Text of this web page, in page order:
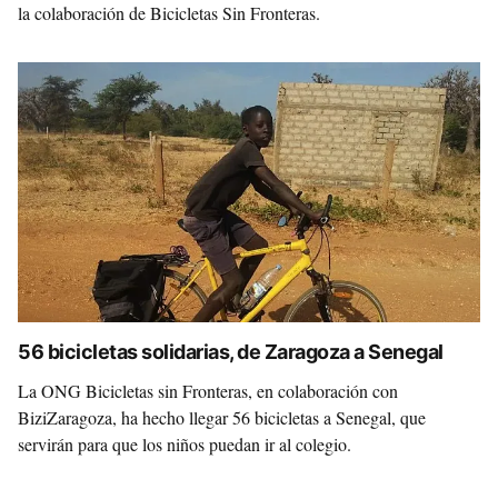
la colaboración de Bicicletas Sin Fronteras.
56 bicicletas solidarias, de Zaragoza a Senegal
La ONG Bicicletas sin Fronteras, en colaboración con
BiziZaragoza, ha hecho llegar 56 bicicletas a Senegal, que
servirán para que los niños puedan ir al colegio.